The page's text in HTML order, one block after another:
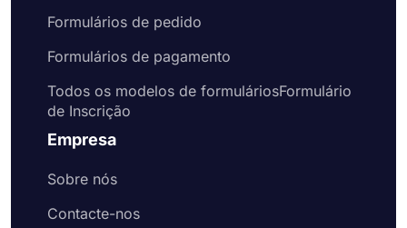
Formulários de pedido
Formulários de pagamento
Todos os modelos de formuláriosFormulário
de Inscrição
Empresa
Sobre nós
Contacte-nos